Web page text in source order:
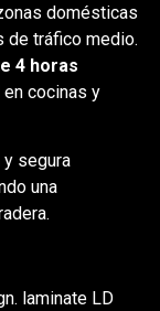
domésticas
de tráfico medio.
4 horas
cocinas y
segura
una
laminate LD